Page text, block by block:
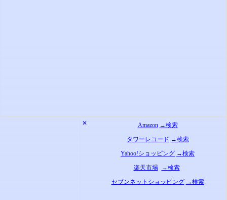
✕ Amazon →検索
タワーレコード →検索
Yahoo!ショッピング →検索
楽天市場
→検索
セブンネットショッピング →検索